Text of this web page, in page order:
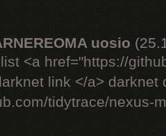
uosio
<a href="https://
link </a> darknet
tidytrace/nexus-